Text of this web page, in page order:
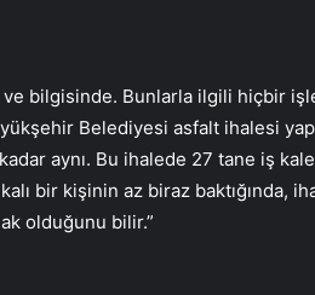
ve bilgisinde. Bunlarla ilgili hiçbir
Belediyesi asfalt ihalesi
aynı. Bu ihalede 27 tane iş
bir kişinin az biraz baktığında,
olduğunu bilir.”